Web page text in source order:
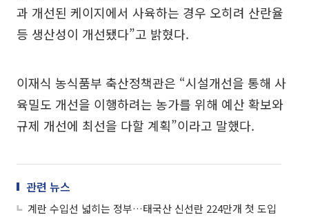
과 개선된 케이지에서 사육하는 경우 오히려 산란율
등 생산성이 개선됐다”고 밝혔다.
이재식 농식품부 축산정책관은 “시설개선을 통해 사
육밀도 개선을 이행하려는 농가를 위해 예산 확보와
규제 개선에 최선을 다할 계획”이라고 말했다.
관련 뉴스
계란 수입선 넓히는 정부…태국산 신선란 224만개 첫 도입